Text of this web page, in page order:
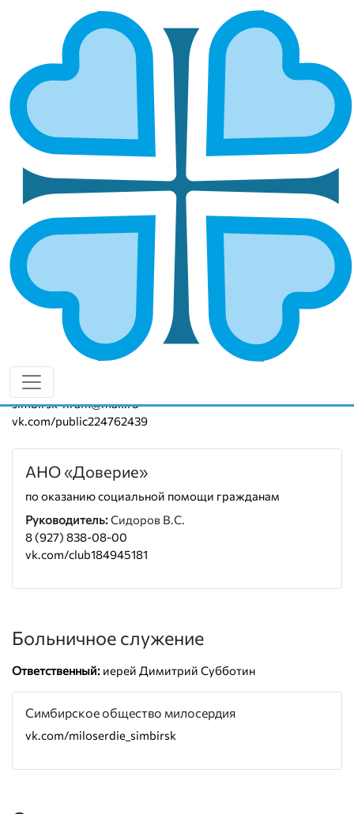
СИМБИРСКАЯ И НОВОСПАССКАЯ
ГЛАВНАЯ
МИТРОПОЛИИ
СИМБИРСКАЯ И НОВОСПАССКАЯ
Епархией управляет митрополит Симбирский и
Новоспасский Лонгин.
ОСНОВНЫЕ НАПРАВЛЕНИЯ
РАБОТЫ
Социальное служение
Руководитель:протоиерей Павел Путилкин
8 (937) 275-26-09
simbirsk-hram@mail.ru
vk.com/public224762439
АНО «Доверие»
по оказанию социальной помощи гражданам
Руководитель:Сидоров В.С.
8 (927) 838-08-00
vk.com/club184945181
Больничное служение
Ответственный: иерей Димитрий Субботин
Симбирское общество милосердия
vk.com/miloserdie_simbirsk